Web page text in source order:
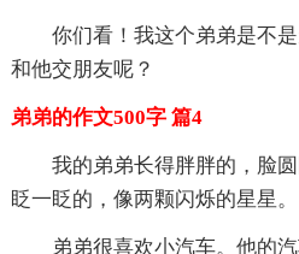
你们看！我这个弟弟是不
和他交朋友呢？
弟弟的作文500字 篇4
我的弟弟长得胖胖的，脸
眨一眨的，像两颗闪烁的星星。
弟弟很喜欢小汽车。他的